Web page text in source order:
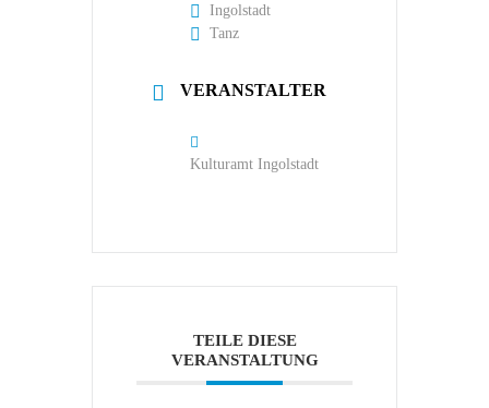
Ingolstadt
Tanz
VERANSTALTER
Kulturamt Ingolstadt
TEILE DIESE
VERANSTALTUNG